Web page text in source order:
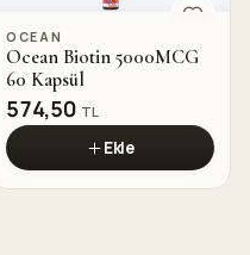
OCEAN
Ocean Biotin 5000MCG
60 Kapsül
574,50 TL
Ekle